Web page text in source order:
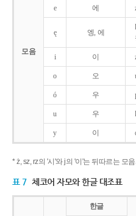
모음
e 에
ę 엥, 에
i 이
o 오
ó 우
u 우
y 이
* ż, sz, rz의 '시'와 j의 '이'는 뒤따르는 모
표 7 체코어 자모와 한글 대조표
한글